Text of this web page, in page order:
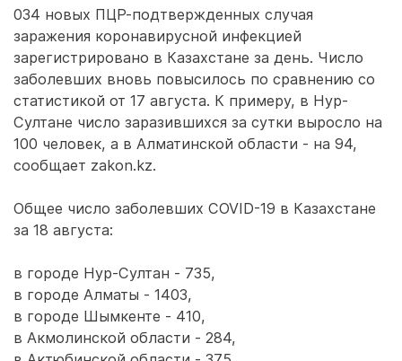
034 новых ПЦР-подтвержденных случая
заражения коронавирусной инфекцией
зарегистрировано в Казахстане за день. Число
заболевших вновь повысилось по сравнению со
статистикой от 17 августа. К примеру, в Нур-
Султане число заразившихся за сутки выросло на
100 человек, а в Алматинской области - на 94,
сообщает zakon.kz.
Общее число заболевших COVID-19 в Казахстане
за 18 августа:
в городе Нур-Султан - 735,
в городе Алматы - 1403,
в городе Шымкенте - 410,
в Акмолинской области - 284,